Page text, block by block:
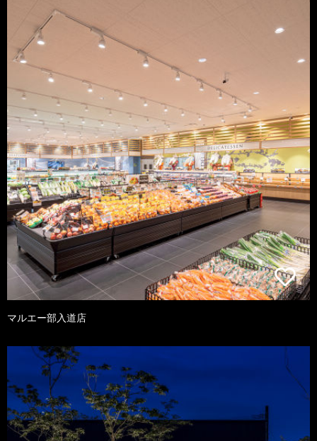
マルエー部入道店